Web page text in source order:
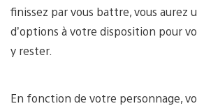
finissez par vous battre, vous aurez
d’options à votre disposition pour
y rester.
En fonction de votre personnage,